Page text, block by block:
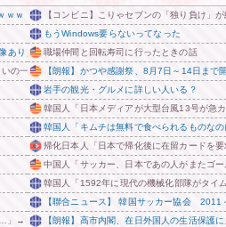
ｗｗ
あり）
の一律減税でないと経済の後押しにならない」 他
」→「もはや自白だろこれ…（ﾌﾞﾙﾌﾞﾙ」＝韓国の反応
【コンビニ】こりゃセブンの「独り負け」
もうWindows要らないってなった
職場仲間と回転寿司に行ったときの話
【朗報】かつや感謝祭、8月7日～14日まで
岩手の観光・グルメに詳しい人いる？
韓国人「日本メディアが大型台風13号が急
韓国人「キムチは無料で食べられるものな
帰化日本人「日本で帰化後に在留カードを
中国人「サッカー、日本であの人がまたゴ
韓国人「1592年に現代の機械化部隊がタ
【聯合ニュース】 韓国サッカー協会 2011
【朗報】高市内閣、在日外国人の生活保護に